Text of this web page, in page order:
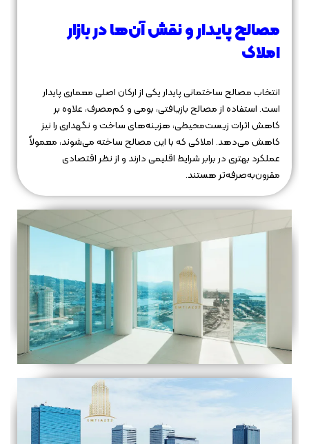
مصالح پایدار و نقش آن‌ها در بازار
املاک
انتخاب مصالح ساختمانی پایدار یکی از ارکان اصلی معماری پایدار
است. استفاده از مصالح بازیافتی، بومی و کم‌مصرف، علاوه بر
کاهش اثرات زیست‌محیطی، هزینه‌های ساخت و نگهداری را نیز
کاهش می‌دهد. املاکی که با این مصالح ساخته می‌شوند، معمولاً
عملکرد بهتری در برابر شرایط اقلیمی دارند و از نظر اقتصادی
مقرون‌به‌صرفه‌تر هستند.